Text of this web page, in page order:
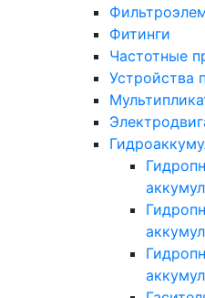
Фитинги
Частотные
Устройства